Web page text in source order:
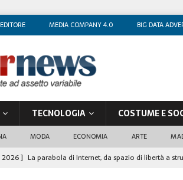
EDITORE MEDIA COMPANY 4.0 BIG DATA
TECNOLOGIA COSTUME E
MODA ECONOMIA ARTE
2026 ] La parabola di Internet, da spazio di libertà a